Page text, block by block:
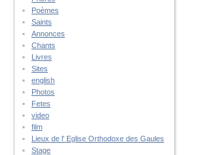
Poèmes
Saints
Annonces
Chants
Livres
Sites
english
Photos
Fetes
video
film
Lieux de l' Eglise Orthodoxe des Gaules
Stage